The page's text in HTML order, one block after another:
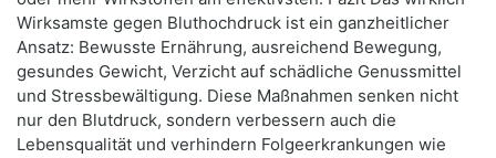
Wirksamste gegen Bluthochdruck ist ein ganzheitlicher
Ansatz: Bewusste Ernährung, ausreichend Bewegung,
gesundes Gewicht, Verzicht auf schädliche Genussmittel
und Stressbewältigung. Diese Maßnahmen senken nicht
nur den Blutdruck, sondern verbessern auch die
Lebensqualität und verhindern Folgeerkrankungen wie